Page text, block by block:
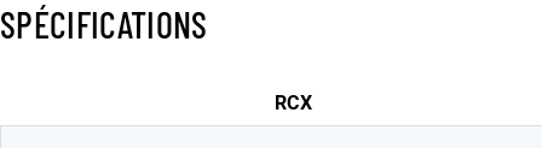
SPÉCIFICATIONS
RCX